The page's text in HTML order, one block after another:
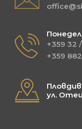
+359 32
+359
ул.